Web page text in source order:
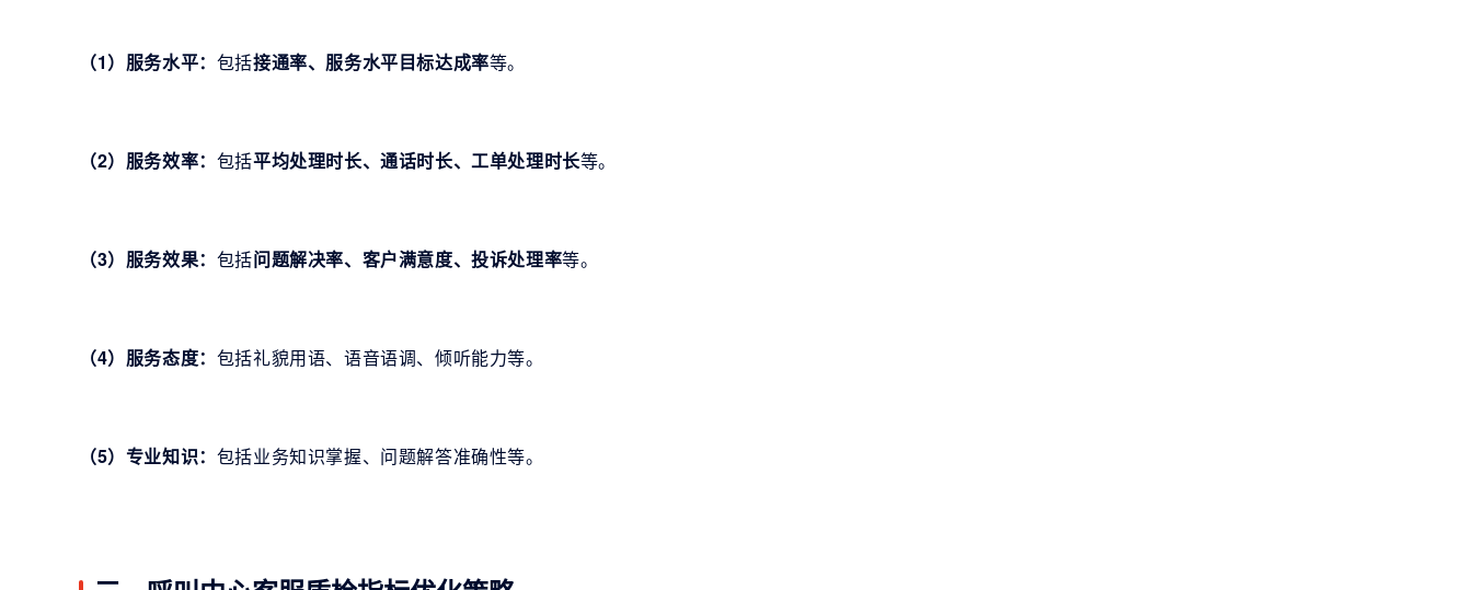
（1）服务水平： 包括接通率、服务水平目标达成率等。
（2）服务效率： 包括平均处理时长、通话时长、工单处理时长等。
（3）服务效果： 包括问题解决率、客户满意度、投诉处理率等。
（4）服务态度： 包括礼貌用语、语音语调、倾听能力等。
（5）专业知识： 包括业务知识掌握、问题解答准确性等。